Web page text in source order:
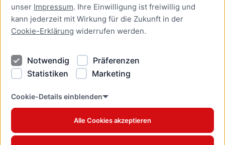
unser Impressum. Ihre Einwilligung ist freiwillig und
kann jederzeit mit Wirkung für die Zukunft in der
Cookie-Erklärung widerrufen werden.
Notwendig
Präferenzen
Statistiken
Marketing
Cookie-Details einblenden
Alle Cookies akzeptieren
Kontakt
Kontakt
Datenschutzhinweise
Barrierefreiheit
Cookie Erklärung
www.luebeck.de